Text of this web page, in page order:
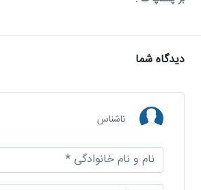
دیدگاه شما
ناشناس